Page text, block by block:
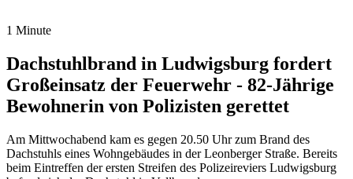
1 Minute
Dachstuhlbrand in Ludwigsburg fordert
Großeinsatz der Feuerwehr - 82-Jährige
Bewohnerin von Polizisten gerettet
Am Mittwochabend kam es gegen 20.50 Uhr zum Brand des
Dachstuhls eines Wohngebäudes in der Leonberger Straße. Bereits
beim Eintreffen der ersten Streifen des Polizeireviers Ludwigsburg